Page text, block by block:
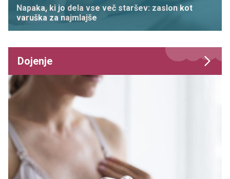
Napaka, ki jo dela vse več staršev: zaslon kot
varuška za najmlajše
Dojenje